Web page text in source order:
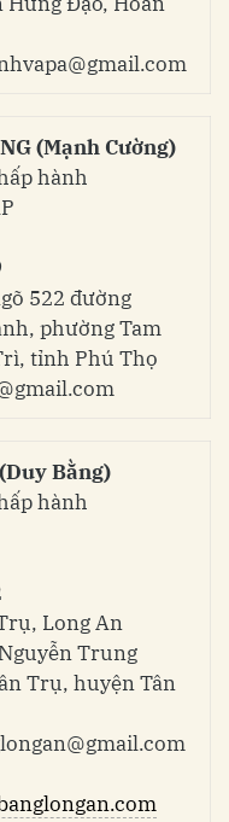
(Mạnh Cường)
hành
522 đường
phường Tam
tỉnh Phú Thọ
Bằng)
hành
Long An
Trung
Trụ, huyện Tân